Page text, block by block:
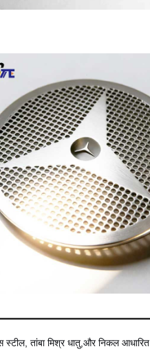
तांबा मिश्र धातु,और निकल